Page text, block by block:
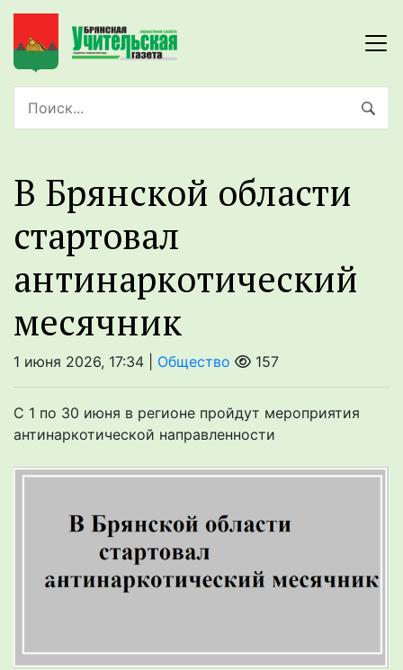
В Брянской области
стартoвал
антинаркoтический
месячник
1 июня 2026, 17:34 | Общество 157
С 1 по 30 июня в регионе пройдут мероприятия
антинаркотической направленности